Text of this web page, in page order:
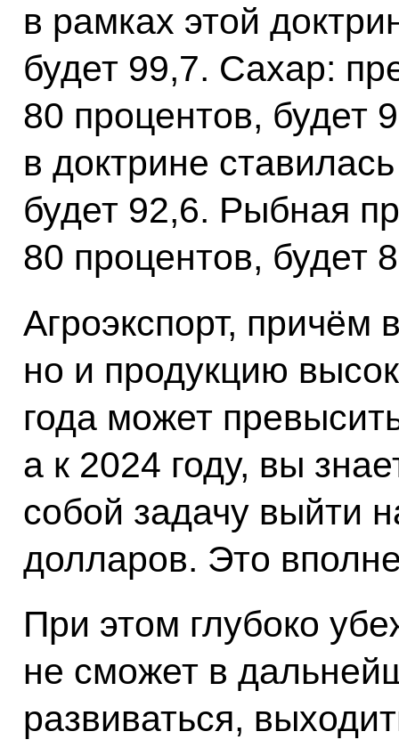
в рамках этой
будет 99,7. Сахар:
80 процентов, будет
в доктрине
будет 92,6. Рыбная
80 процентов, будет
Агроэкспорт, причём
но и продукцию
года может
а к 2024 году, вы
собой задачу выйти
долларов. Это
При этом глубоко
не сможет в
развиваться,